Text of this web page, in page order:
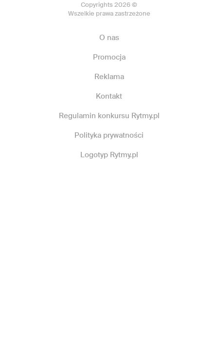
Copyrights 2026 ©
Wszelkie prawa zastrzeżone
O nas
Promocja
Reklama
Kontakt
Regulamin konkursu Rytmy.pl
Polityka prywatności
Logotyp Rytmy.pl